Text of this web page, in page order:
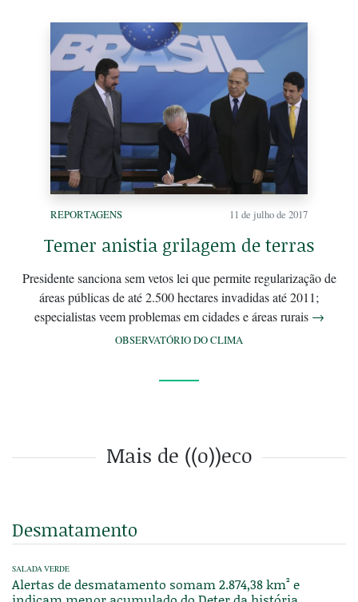
REPORTAGENS 11 de julho de 2017
Temer anistia grilagem de terras
Presidente sanciona sem vetos lei que permite regularização de
áreas públicas de até 2.500 hectares invadidas até 2011;
especialistas veem problemas em cidades e áreas rurais →
OBSERVATÓRIO DO CLIMA
Mais de ((o))eco
Desmatamento
SALADA VERDE
Alertas de desmatamento somam 2.874,38 km² e